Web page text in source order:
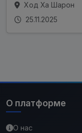
Ход Ха Шарон
25.11.2025
О платформе
О нас